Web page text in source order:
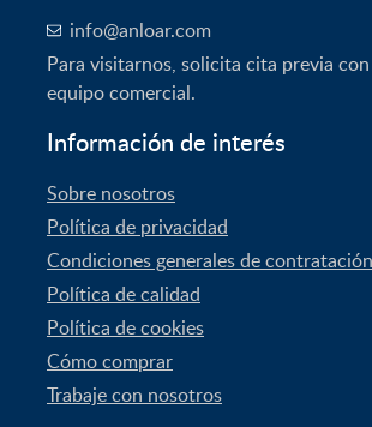
info@anloar.com
Para visitarnos, solicita cita previa
equipo comercial.
Información de interés
Sobre nosotros
Política de privacidad
Condiciones generales de contratación
Política de calidad
Política de cookies
Cómo comprar
Trabaje con nosotros